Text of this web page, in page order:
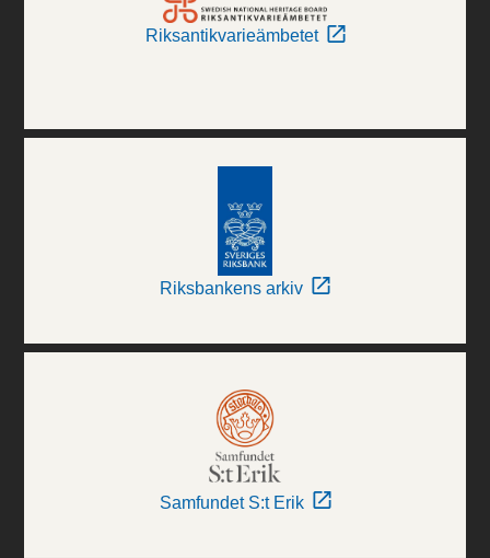
Riksantikvarieämbetet
Riksbankens arkiv
Samfundet S:t Erik